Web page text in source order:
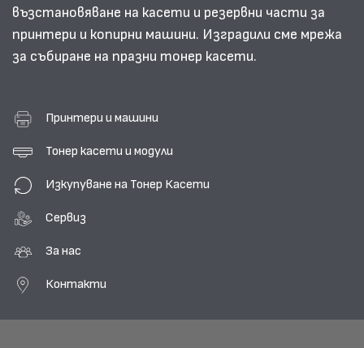
възстановяване на касети и резервни части за
принтери и копирни машини. Изградили сме мрежа
за събиране на празни тонер касети.
Принтери и машини
Тонер касети и модули
Изкупуване на Тонер Касети
Сервиз
За нас
Контакти